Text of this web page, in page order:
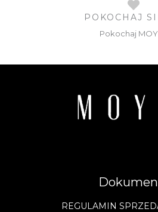
POKOCHAJ
Pokochaj
REGULAMIN